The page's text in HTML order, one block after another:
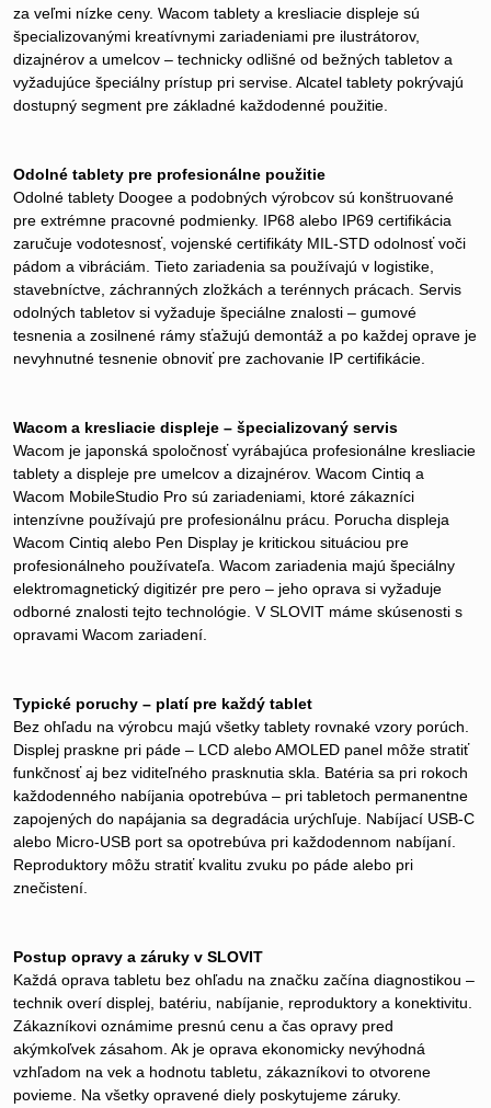
za veľmi nízke ceny. Wacom tablety a kresliacie displeje sú
špecializovanými kreatívnymi zariadeniami pre ilustrátorov,
dizajnérov a umelcov – technicky odlišné od bežných tabletov a
vyžadujúce špeciálny prístup pri servise. Alcatel tablety pokrývajú
dostupný segment pre základné každodenné použitie.
Odolné tablety pre profesionálne použitie
Odolné tablety Doogee a podobných výrobcov sú konštruované
pre extrémne pracovné podmienky. IP68 alebo IP69 certifikácia
zaručuje vodotesnosť, vojenské certifikáty MIL-STD odolnosť voči
pádom a vibráciám. Tieto zariadenia sa používajú v logistike,
stavebníctve, záchranných zložkách a terénnych prácach. Servis
odolných tabletov si vyžaduje špeciálne znalosti – gumové
tesnenia a zosilnené rámy sťažujú demontáž a po každej oprave je
nevyhnutné tesnenie obnoviť pre zachovanie IP certifikácie.
Wacom a kresliacie displeje – špecializovaný servis
Wacom je japonská spoločnosť vyrábajúca profesionálne kresliacie
tablety a displeje pre umelcov a dizajnérov. Wacom Cintiq a
Wacom MobileStudio Pro sú zariadeniami, ktoré zákazníci
intenzívne používajú pre profesionálnu prácu. Porucha displeja
Wacom Cintiq alebo Pen Display je kritickou situáciou pre
profesionálneho používateľa. Wacom zariadenia majú špeciálny
elektromagnetický digitizér pre pero – jeho oprava si vyžaduje
odborné znalosti tejto technológie. V SLOVIT máme skúsenosti s
opravami Wacom zariadení.
Typické poruchy – platí pre každý tablet
Bez ohľadu na výrobcu majú všetky tablety rovnaké vzory porúch.
Displej praskne pri páde – LCD alebo AMOLED panel môže stratiť
funkčnosť aj bez viditeľného prasknutia skla. Batéria sa pri rokoch
každodenného nabíjania opotrebúva – pri tabletoch permanentne
zapojených do napájania sa degradácia urýchľuje. Nabíjací USB-C
alebo Micro-USB port sa opotrebúva pri každodennom nabíjaní.
Reproduktory môžu stratiť kvalitu zvuku po páde alebo pri
znečistení.
Postup opravy a záruky v SLOVIT
Každá oprava tabletu bez ohľadu na značku začína diagnostikou –
technik overí displej, batériu, nabíjanie, reproduktory a konektivitu.
Zákazníkovi oznámime presnú cenu a čas opravy pred
akýmkoľvek zásahom. Ak je oprava ekonomicky nevýhodná
vzhľadom na vek a hodnotu tabletu, zákazníkovi to otvorene
povieme. Na všetky opravené diely poskytujeme záruky.